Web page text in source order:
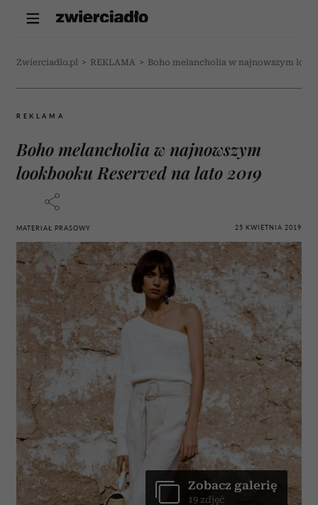
Zwierciadlo.pl > REKLAMA > Boho melancholia w najnowszym
REKLAMA
Boho melancholia w najnowszym
lookbooku Reserved na lato 2019
MATERIAŁ PRASOWY 25 KWIETNIA 2019
Zobacz galerię
19 zdjęć